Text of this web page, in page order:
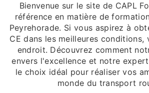
Bienvenue sur le site de CAPL
référence en matière de
Peyrehorade. Si vous aspirez à
CE dans les meilleures conditions,
endroit. Découvrez comment
envers l'excellence et notre
le choix idéal pour réaliser vos
monde du transport